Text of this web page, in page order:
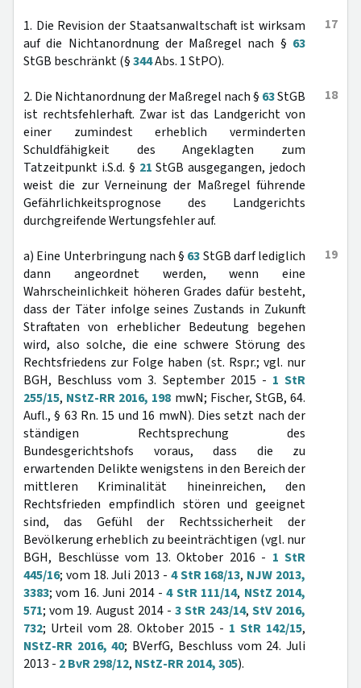
17
1. Die Revision der Staatsanwaltschaft ist wirksam
auf die Nichtanordnung der Maßregel nach § 63
StGB beschränkt (§344Abs. 1 StPO).
18
2. Die Nichtanordnung der Maßregel nach § 63StGB
ist rechtsfehlerhaft. Zwar ist das Landgericht von
einer zumindest erheblich verminderten
Schuldfähigkeit des Angeklagten zum
Tatzeitpunkt i.S.d. § 21 StGB ausgegangen, jedoch
weist die zur Verneinung der Maßregel führende
Gefährlichkeitsprognose des Landgerichts
durchgreifende Wertungsfehler auf.
19
a) Eine Unterbringung nach § 63StGB darf lediglich
dann angeordnet werden, wenn eine
Wahrscheinlichkeit höheren Grades dafür besteht,
dass der Täter infolge seines Zustands in Zukunft
Straftaten von erheblicher Bedeutung begehen
wird, also solche, die eine schwere Störung des
Rechtsfriedens zur Folge haben (st. Rspr.; vgl. nur
BGH, Beschluss vom 3. September 2015 - 1 StR
255/15, NStZ-RR 2016, 198 mwN; Fischer, StGB, 64.
Aufl., § 63 Rn. 15 und 16 mwN). Dies setzt nach der
ständigen Rechtsprechung des
Bundesgerichtshofs voraus, dass die zu
erwartenden Delikte wenigstens in den Bereich der
mittleren Kriminalität hineinreichen, den
Rechtsfrieden empfindlich stören und geeignet
sind, das Gefühl der Rechtssicherheit der
Bevölkerung erheblich zu beeinträchtigen (vgl. nur
BGH, Beschlüsse vom 13. Oktober 2016 - 1 StR
445/16; vom 18. Juli 2013 - 4 StR 168/13, NJW 2013,
3383; vom 16. Juni 2014 -4 StR 111/14, NStZ 2014,
571; vom 19. August 2014 -3 StR 243/14, StV 2016,
732; Urteil vom 28. Oktober 2015 - 1 StR 142/15,
NStZ-RR 2016, 40; BVerfG, Beschluss vom 24. Juli
2013 - 2 BvR 298/12, NStZ-RR 2014, 305).